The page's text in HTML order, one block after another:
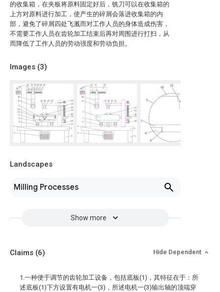
的收集箱，在夹板将原料固定好后，铣刀可以在收集箱的
上方对原料进行加工，使产生的碎屑会落进收集箱的内
部，避免了碎屑四处飞溅而对工作人员的身体造成伤害，
不需要工作人员在齿轮加工结束后再对周围进行打扫，从
而降低了工作人员的劳动强度和劳动负担。
Images (3)
Landscapes
Milling Processes
Show more
Claims (6) Hide Dependent
1.一种便于调节的齿轮加工设备，包括底板(1)，其特征在于：所
述底板(1)下方设置有电机一(3)，所述电机一(3)输出轴的顶端穿